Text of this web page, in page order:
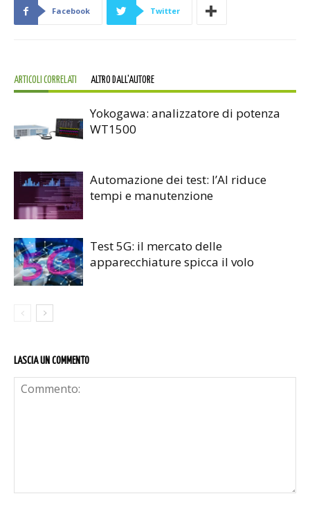
Facebook Twitter
ARTICOLI CORRELATI ALTRO DALL'AUTORE
Yokogawa: analizzatore di potenza
WT1500
Automazione dei test: l’AI riduce
tempi e manutenzione
Test 5G: il mercato delle
apparecchiature spicca il volo
LASCIA UN COMMENTO